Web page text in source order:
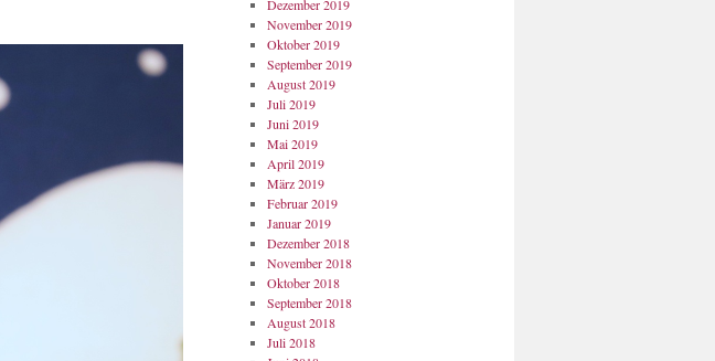
Dezember 2019
November 2019
Oktober 2019
September 2019
August 2019
Juli 2019
Juni 2019
Mai 2019
April 2019
März 2019
Februar 2019
Januar 2019
Dezember 2018
November 2018
Oktober 2018
September 2018
August 2018
Juli 2018